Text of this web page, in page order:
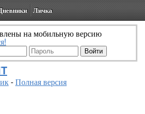
Личка
на мобильную версию
-Полная версия